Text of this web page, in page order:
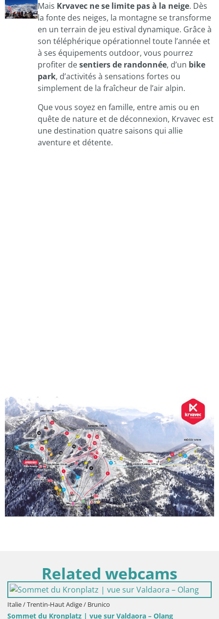
Mais Krvavec ne se limite pas à la neige. Dès
la fonte des neiges, la montagne se transforme
en un terrain de jeu estival dynamique. Grâce à
son téléphérique opérationnel toute l’année et
à ses équipements outdoor, vous pourrez
profiter desentiers de randonnée, d’un bike
park, d’activités à sensations fortes ou
simplement de la fraîcheur de l’air alpin.
Que vous soyez en famille, entre amis ou en
quête de nature et de déconnexion, Krvavec est
une destination quatre saisons qui allie
aventure et détente.
Related webcams
Italie / Trentin-Haut Adige / Brunico
Sommet du Kronplatz | vue sur Valdaora – Olang